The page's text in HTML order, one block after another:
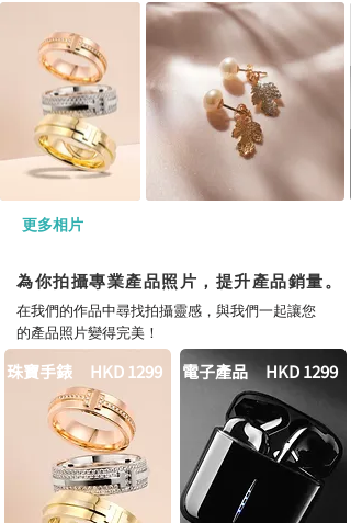
更多相片
為你拍攝專業產品照片，提升產品銷量。
在我們的作品中尋找拍攝靈感，與我們一起讓您
的產品照片變得完美！
珠寶手錶 HKD 1299 電子產品 HKD 1299